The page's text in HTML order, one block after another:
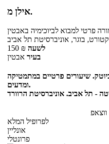
אילן מ.
פרטי למבוא לביוכימיה באבטין
בוגר, אוניברסיטת תל אביב
150 ₪ לשעה
בעיר אבטין
שיעורים פרטיים במתמטיקה
ומדעים.
לפרופיל המלא
אונליין
פרונטלי